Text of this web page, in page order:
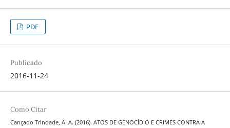
PDF
Publicado
2016-11-24
Como Citar
Cançado Trindade, A. A. (2016). ATOS DE GENOCÍDIO E CRIMES CONTRA A